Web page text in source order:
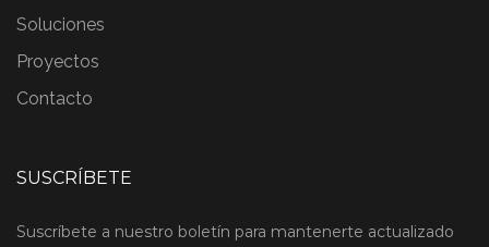
Soluciones
Proyectos
Contacto
SUSCRÍBETE
Suscríbete a nuestro boletín para mantenerte actualizado